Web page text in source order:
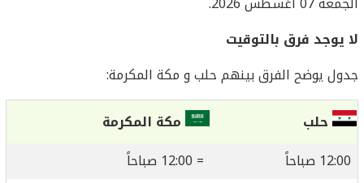
لا يوجد فرق بالتوقيت
جدول يوضح الفرق بينهم حلب و مكة المكرمة:
حلب
مكة المكرمة
12:00 صباحاً
= 12:00 صباحاً